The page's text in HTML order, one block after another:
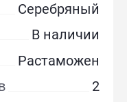
Серебряный
В наличии
Растаможен
2